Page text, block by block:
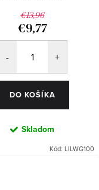
€13,96
€9,77
DO KOŠÍKA
Skladom
Kód: LILWG100